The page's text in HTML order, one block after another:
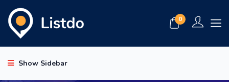
0
Show Sidebar